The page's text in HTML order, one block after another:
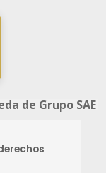
de Grupo SAE